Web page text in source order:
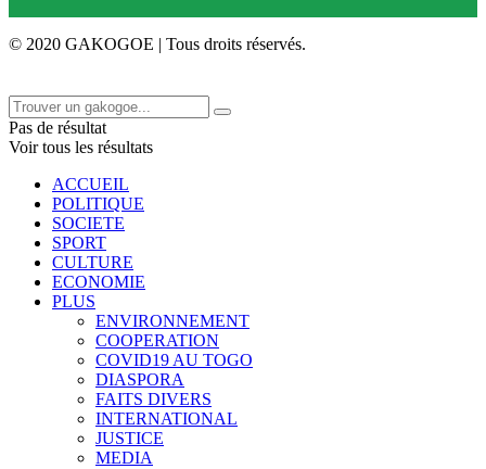
© 2020 GAKOGOE | Tous droits réservés.
Pas de résultat
Voir tous les résultats
ACCUEIL
POLITIQUE
SOCIETE
SPORT
CULTURE
ECONOMIE
PLUS
ENVIRONNEMENT
COOPERATION
COVID19 AU TOGO
DIASPORA
FAITS DIVERS
INTERNATIONAL
JUSTICE
MEDIA